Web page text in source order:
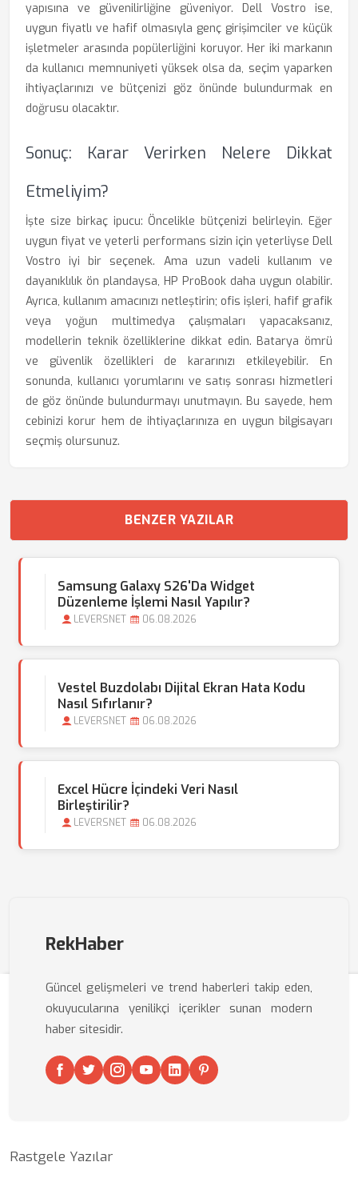
yapısına ve güvenilirliğine güveniyor. Dell Vostro ise,
uygun fiyatlı ve hafif olmasıyla genç girişimciler ve küçük
işletmeler arasında popülerliğini koruyor. Her iki markanın
da kullanıcı memnuniyeti yüksek olsa da, seçim yaparken
ihtiyaçlarınızı ve bütçenizi göz önünde bulundurmak en
doğrusu olacaktır.
Sonuç: Karar Verirken Nelere Dikkat
Etmeliyim?
İşte size birkaç ipucu: Öncelikle bütçenizi belirleyin. Eğer
uygun fiyat ve yeterli performans sizin için yeterliyse Dell
Vostro iyi bir seçenek. Ama uzun vadeli kullanım ve
dayanıklılık ön plandaysa, HP ProBook daha uygun olabilir.
Ayrıca, kullanım amacınızı netleştirin; ofis işleri, hafif grafik
veya yoğun multimedya çalışmaları yapacaksanız,
modellerin teknik özelliklerine dikkat edin. Batarya ömrü
ve güvenlik özellikleri de kararınızı etkileyebilir. En
sonunda, kullanıcı yorumlarını ve satış sonrası hizmetleri
de göz önünde bulundurmayı unutmayın. Bu sayede, hem
cebinizi korur hem de ihtiyaçlarınıza en uygun bilgisayarı
seçmiş olursunuz.
BENZER YAZILAR
Samsung Galaxy S26'da Widget
Düzenleme İşlemi Nasıl Yapılır?
LEVERSNET 06.08.2026
Vestel Buzdolabı Dijital Ekran Hata Kodu
Nasıl Sıfırlanır?
LEVERSNET 06.08.2026
Excel Hücre İçindeki Veri Nasıl
Birleştirilir?
LEVERSNET 06.08.2026
RekHaber
Güncel gelişmeleri ve trend haberleri takip eden,
okuyucularına yenilikçi içerikler sunan modern
haber sitesidir.
Rastgele Yazılar